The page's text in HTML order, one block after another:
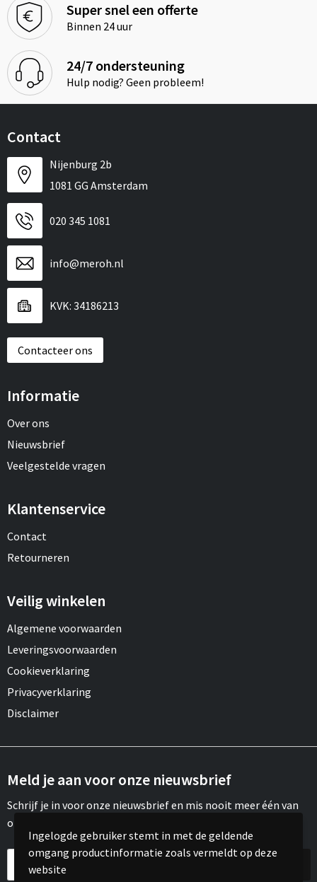
Super snel een offerte
Binnen 24 uur
24/7 ondersteuning
Hulp nodig? Geen probleem!
Contact
Nijenburg 2b
1081 GG Amsterdam
020 345 1081
info@meroh.nl
KVK: 34186213
Contacteer ons
Informatie
Over ons
Nieuwsbrief
Veelgestelde vragen
Klantenservice
Contact
Retourneren
Veilig winkelen
Algemene voorwaarden
Leveringsvoorwaarden
Cookieverklaring
Privacyverklaring
Disclaimer
Meld je aan voor onze nieuwsbrief
Schrijf je in voor onze nieuwsbrief en mis nooit meer één van
onze leuke aanbiedingen of updates.
Ingelogde gebruiker stemt in met de geldende
omgang productinformatie zoals vermeldt op deze
website